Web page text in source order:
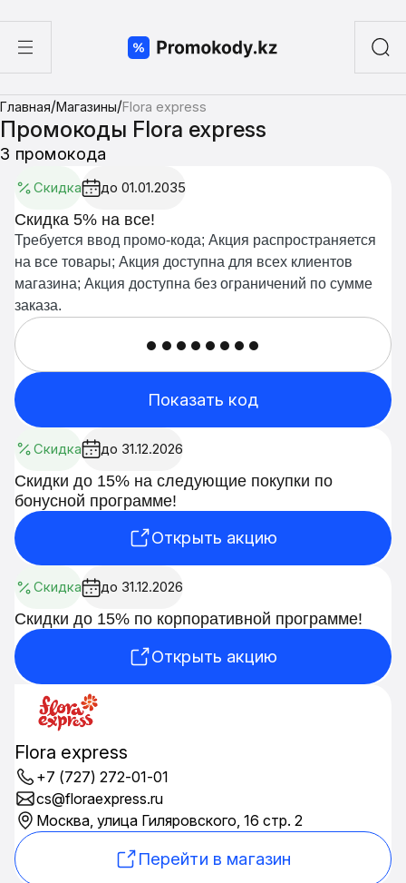
суши
Главная/Магазины/Flora express
Промокоды Flora express
3 промокода
Скидка до 01.01.2035
Скидка 5% на все!
Требуется ввод промо-кода; Акция распространяется
на все товары; Акция доступна для всех клиентов
магазина; Акция доступна без ограничений по сумме
заказа.
••••••••
Показать код
Скидка до 31.12.2026
Скидки до 15% на следующие покупки по
бонусной программе!
Открыть акцию
Скидка до 31.12.2026
Скидки до 15% по корпоративной программе!
Открыть акцию
Flora express
+7 (727) 272-01-01
cs@floraexpress.ru
Москва, улица Гиляровского, 16 стр. 2
Перейти в магазин